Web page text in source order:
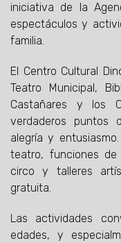
iniciativa de la
espectáculos y
familia.
El Centro Cultural
Teatro Municipal,
Castañares y los
verdaderos puntos
alegría y
teatro, funciones
circo y talleres
gratuita.
Las actividades
edades, y